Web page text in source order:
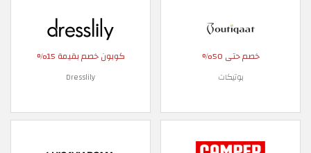
خصم حتى 50%
بوتيكات
كوبون خصم بقيمة 15%
Dresslily